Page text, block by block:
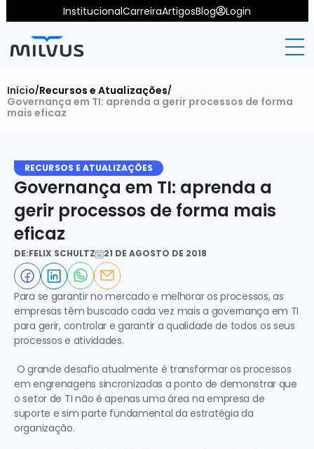
InstitucionalCarreiraArtigosBlog Login
Início/Recursos e Atualizações/
Governança em TI: aprenda a gerir processos de forma
mais eficaz
RECURSOS E ATUALIZAÇÕES
Governança em TI: aprenda a
gerir processos de forma mais
eficaz
DE:FELIX SCHULTZ 21 DE AGOSTO DE 2018
Para se garantir no mercado e melhorar os processos, as
empresas têm buscado cada vez mais a governança em TI
para gerir, controlar e garantir a qualidade de todos os seus
processos e atividades.
em engrenagens sincronizadas a ponto de demonstrar que
o setor de TI não é apenas uma área na empresa de
suporte e sim parte fundamental da estratégia da
organização.